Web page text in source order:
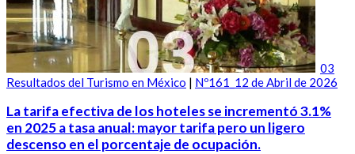
03
Resultados del Turismo en México | Nº161_12 de Abril de 2026
La tarifa efectiva de los hoteles se incrementó 3.1%
en 2025 a tasa anual: mayor tarifa pero un ligero
descenso en el porcentaje de ocupación.